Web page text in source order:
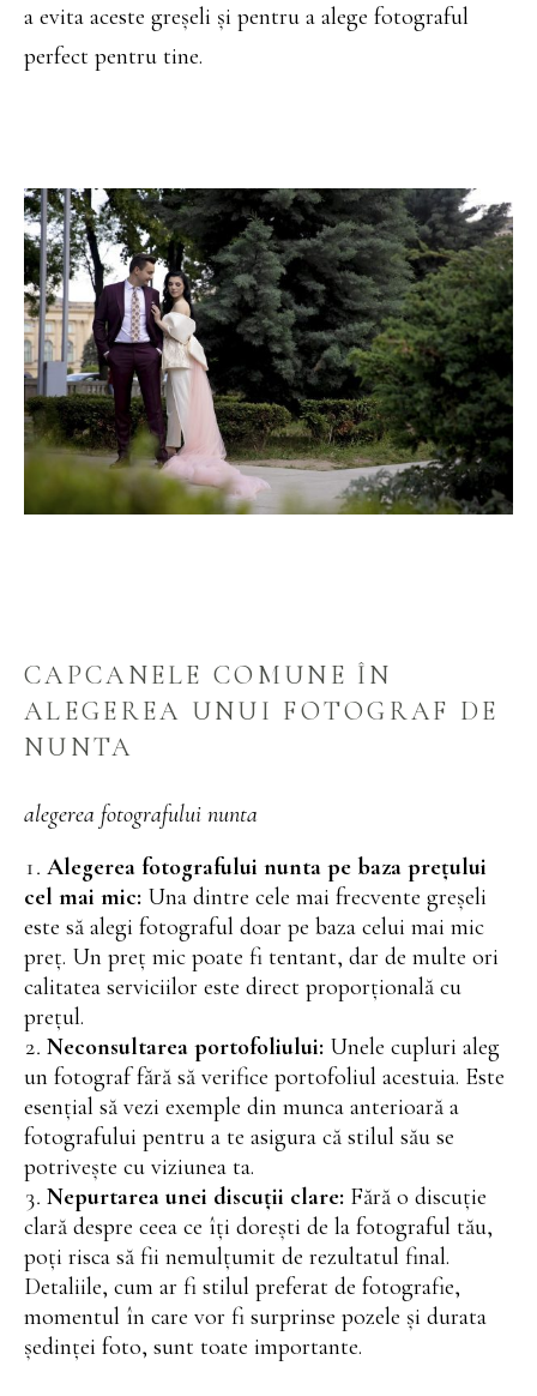
a evita aceste greșeli și pentru a alege fotograful
perfect pentru tine.
CAPCANELE COMUNE ÎN
ALEGEREA UNUI FOTOGRAF DE
NUNTA
alegerea fotografului nunta
Alegerea fotografului nunta pe baza prețului
cel mai mic: Una dintre cele mai frecvente greșeli
este să alegi fotograful doar pe baza celui mai mic
preț. Un preț mic poate fi tentant, dar de multe ori
calitatea serviciilor este direct proporțională cu
prețul.
Neconsultarea portofoliului: Unele cupluri aleg
un fotograf fără să verifice portofoliul acestuia. Este
esențial să vezi exemple din munca anterioară a
fotografului pentru a te asigura că stilul său se
potrivește cu viziunea ta.
Nepurtarea unei discuții clare: Fără o discuție
clară despre ceea ce îți dorești de la fotograful tău,
poți risca să fii nemulțumit de rezultatul final.
Detaliile, cum ar fi stilul preferat de fotografie,
momentul în care vor fi surprinse pozele și durata
ședinței foto, sunt toate importante.